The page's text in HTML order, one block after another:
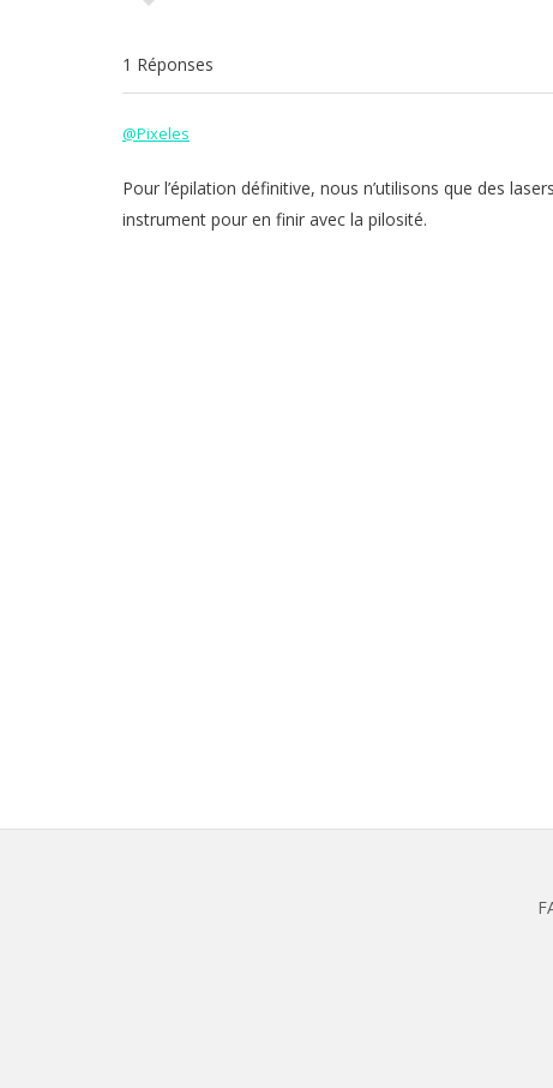
1 Réponses
@Pixeles
Pour l’épilation définitive, nous n’utilisons que des
instrument pour en finir avec la pilosité.